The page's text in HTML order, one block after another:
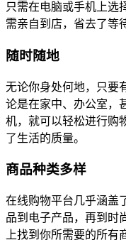
只需在电脑或手机上选
需亲自到店，省去了等
随时随地
无论你身处何地，只要
论是在家中、办公室，
机，就可以轻松进行购
了生活的质量。
商品种类多样
在线购物平台几乎涵盖
品到电子产品，再到时
上找到你所需要的所有